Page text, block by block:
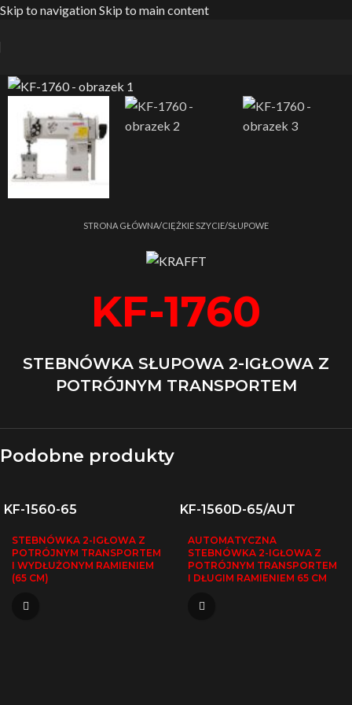
Skip to navigationSkip to main content
Strona główna/CIĘŻKIE SZYCIE/SŁUPOWE
KF-1760
STEBNÓWKA SŁUPOWA 2-IGŁOWA Z
POTRÓJNYM TRANSPORTEM
Podobne produkty
KF-1560-65
STEBNÓWKA 2-IGŁOWA Z
POTRÓJNYM TRANSPORTEM
I WYDŁUŻONYM RAMIENIEM
(65 CM)
KF-1560D-65/AUT
AUTOMATYCZNA
STEBNÓWKA 2-IGŁOWA Z
POTRÓJNYM TRANSPORTEM
I DŁUGIM RAMIENIEM 65 CM